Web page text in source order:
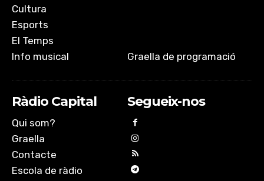
Cultura
Esports
El Temps
Info musical
Graella de programació
Ràdio Capital
Qui som?
Graella
Contacte
Escola de ràdio
Segueix-nos